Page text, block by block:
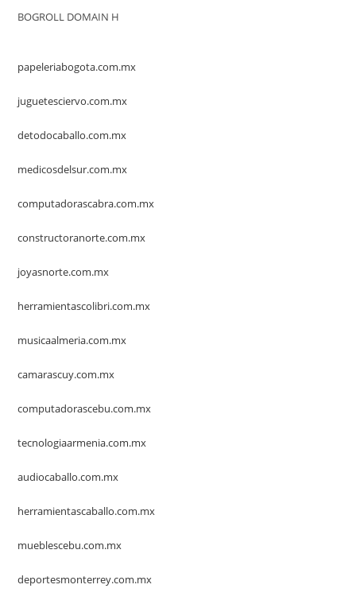
BOGROLL DOMAIN H
papeleriabogota.com.mx
juguetesciervo.com.mx
detodocaballo.com.mx
medicosdelsur.com.mx
computadorascabra.com.mx
constructoranorte.com.mx
joyasnorte.com.mx
herramientascolibri.com.mx
musicaalmeria.com.mx
camarascuy.com.mx
computadorascebu.com.mx
tecnologiaarmenia.com.mx
audiocaballo.com.mx
herramientascaballo.com.mx
mueblescebu.com.mx
deportesmonterrey.com.mx